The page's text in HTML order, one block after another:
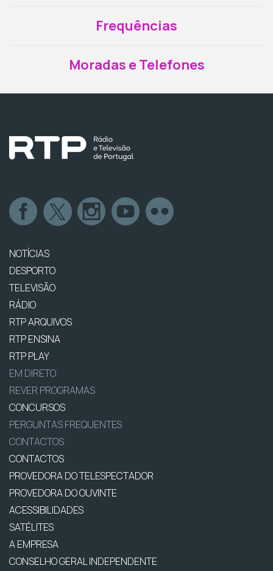
Frequências
Moradas e Telefones
NOTÍCIAS
DESPORTO
TELEVISÃO
RÁDIO
RTP ARQUIVOS
RTP ENSINA
RTP PLAY
EM DIRETO
REVER PROGRAMAS
CONCURSOS
PERGUNTAS FREQUENTES
CONTACTOS
CONTACTOS
PROVEDORA DO TELESPECTADOR
PROVEDORA DO OUVINTE
ACESSIBILIDADES
SATÉLITES
A EMPRESA
CONSELHO GERAL INDEPENDENTE